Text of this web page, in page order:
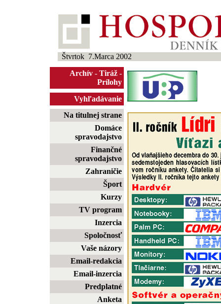
Štvrtok 7.Marca 2002
Archív- Tiráž-
Prílohy
Vyhľadávanie
Na titulnej strane
Domáce
spravodajstvo
Finančné
spravodajstvo
Zahraničie
Šport
Kurzy
TV program
Inzercia
Spoločnosť
Vaše názory
Email-redakcia
Email-inzercia
Predplatné
Anketa